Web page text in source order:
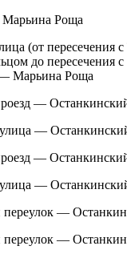
Роща
(от пересечения
до пересечения
Марьина Роща
—
—
—
—
—
переулок —